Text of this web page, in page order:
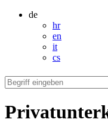
de
hr
en
it
cs